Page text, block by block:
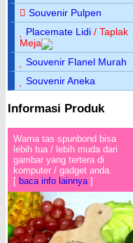
Souvenir Pulpen
Placemate Lidi / Taplak
Meja
Souvenir Flanel Murah
Souvenir Aneka
Informasi Produk
Warna tas spunbond bisa
lebih tua / lebih muda dari
gambar yang tertera di
komputer / gadget anda.
[ baca info lainnya]